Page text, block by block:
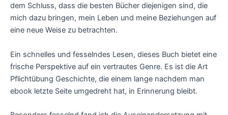
dem Schluss, dass die besten Bücher diejenigen sind, die
mich dazu bringen, mein Leben und meine Beziehungen auf
eine neue Weise zu betrachten.
Ein schnelles und fesselndes Lesen, dieses Buch bietet eine
frische Perspektive auf ein vertrautes Genre. Es ist die Art
Pflichtübung Geschichte, die einem lange nachdem man
ebook letzte Seite umgedreht hat, in Erinnerung bleibt.